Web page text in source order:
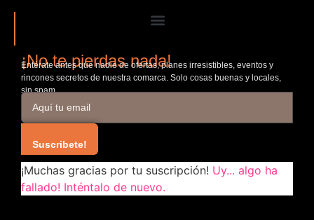
¡No te pierdas nada!
Entérate antes que nadie de ofertas, planes irresistibles, eventos y
rincones secretos de nuestra comarca. Solo cosas buenas y locales,
sin spam.
Suscribete!
¡Muchas gracias por tu suscripción! Uy... algo ha
fallado! Inténtalo de nuevo.